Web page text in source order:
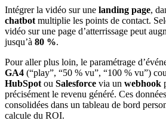
Intégrer la vidéo sur une landing page,
chatbotmultiplie les points de contact.
vidéo sur une page d’atterrissage peut
jusqu’à 80 %.
Pour aller plus loin, le paramétrage
GA4 (“play”, “50 % vu”, “100 % vu”)
HubSpotou Salesforce via un webhook
précisément le revenu généré. Ces
consolidées dans un tableau de bord
calcule du ROI.